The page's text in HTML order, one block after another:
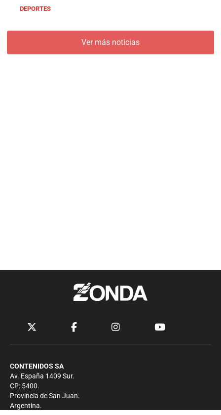
DEPORTES
Ver más noticias
CONTENIDOS SA
Av. España 1409 Sur.
CP: 5400.
Provincia de San Juan.
Argentina.